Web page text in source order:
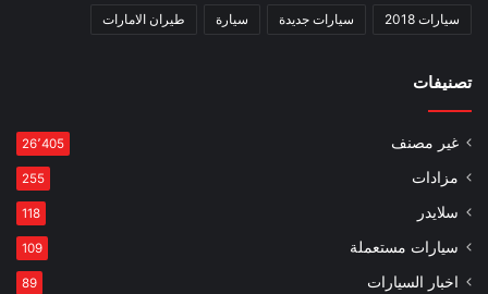
سيارات 2018 سيارات جديدة سيارة طيران الامارات
تصنيفات
غير مصنف 26٬405
مزادات 255
سلايدر 118
سيارات مستعملة 109
اخبار السيارات 89